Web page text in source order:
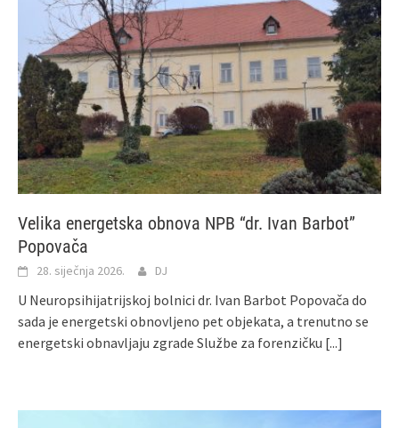
Velika energetska obnova NPB “dr. Ivan Barbot”
Popovača
28. siječnja 2026. DJ
U Neuropsihijatrijskoj bolnici dr. Ivan Barbot Popovača do
sada je energetski obnovljeno pet objekata, a trenutno se
energetski obnavljaju zgrade Službe za forenzičku [...]